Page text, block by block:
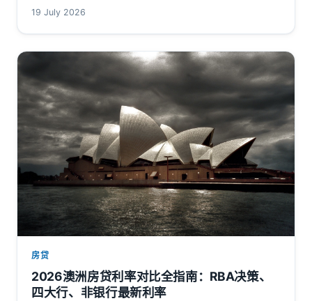
19 July 2026
房贷
2026澳洲房贷利率对比全指南：RBA决策、
四大行、非银行最新利率